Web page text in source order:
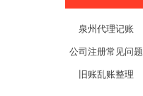
泉州代理记账
公司注册常见问题
旧账乱账整理